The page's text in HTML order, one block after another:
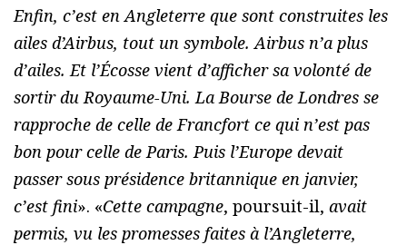
Enfin, c’est en Angleterre que sont construites les
ailes d’Airbus, tout un symbole. Airbus n’a plus
d’ailes. Et l’Écosse vient d’afficher sa volonté de
sortir du Royaume-Uni. La Bourse de Londres se
rapproche de celle de Francfort ce qui n’est pas
bon pour celle de Paris. Puis l’Europe devait
passer sous présidence britannique en janvier,
c’est fini». «Cette campagne, poursuit-il, avait
permis, vu les promesses faites à l’Angleterre,